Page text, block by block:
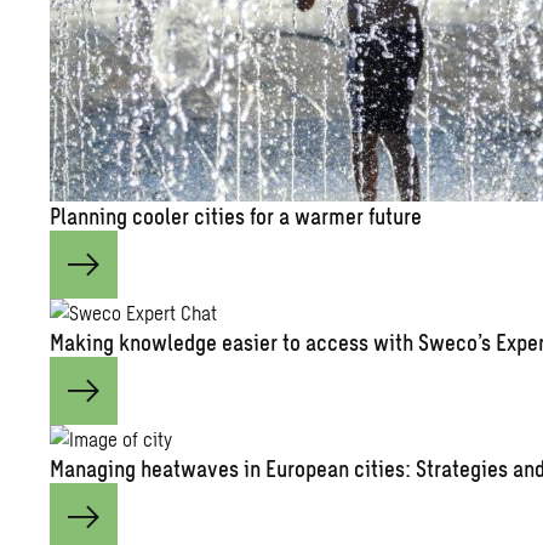
Plan­ning cooler cities for a warmer fu­ture
Mak­ing knowl­edge eas­ier to ac­cess with Sweco’s
Man­ag­ing heat­waves in Eu­ro­pean cities: Strate­gies